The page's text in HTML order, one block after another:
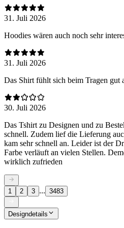
31. Juli 2026
Hoodies wären auch noch sehr
31. Juli 2026
Das Shirt fühlt sich beim Tragen gut
30. Juli 2026
Das Tshirt zu Designen und zu
schnell. Zudem lief die Lieferung
kam sehr schnell an. Leider ist der
Farbe verläuft an vielen Stellen.
wirklich zufrieden
1 2 3 ... 3483
Designdetails